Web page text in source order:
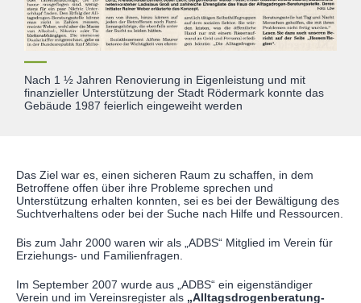
Nach 1 ½ Jahren Renovierung in Eigenleistung und mit
finanzieller Unterstützung der Stadt Rödermark konnte das
Gebäude 1987 feierlich eingeweiht werden
Das Ziel war es, einen sicheren Raum zu schaffen, in dem
Betroffene offen über ihre Probleme sprechen und
Unterstützung erhalten konnten, sei es bei der Bewältigung des
Suchtverhaltens oder bei der Suche nach Hilfe und Ressourcen.
Bis zum Jahr 2000 waren wir als „ADBS“ Mitglied im Verein für
Erziehungs- und Familienfragen.
Im September 2007 wurde aus „ADBS“ ein eigenständiger
Verein und im Vereinsregister als „Alltagsdrogenberatung-